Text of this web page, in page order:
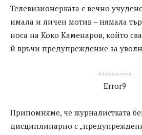
Телевизионерката с вечно
имала и личен мотив – нямала
носа на Коко Каменаров, който
й връчи предупреждение за
- Advertisement -
Error9
Припомняме, че журналистката
дисциплинарно с